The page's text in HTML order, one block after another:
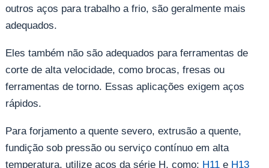
outros aços para trabalho a frio, são geralmente mais
adequados.
Eles também não são adequados para ferramentas de
corte de alta velocidade, como brocas, fresas ou
ferramentas de torno. Essas aplicações exigem aços
rápidos.
Para forjamento a quente severo, extrusão a quente,
fundição sob pressão ou serviço contínuo em alta
temperatura, utilize aços da série H, como: H11e H13